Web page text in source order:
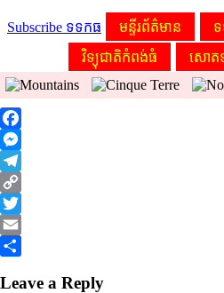
Subscribe ទទកធ មន្ទីរព័ត៌មាន
វិទ្យុជាតិកំពង់ធំ
សោត
Facebook
Messenger
Telegram
Copy
Link
Twitter
Email
Leave a Reply